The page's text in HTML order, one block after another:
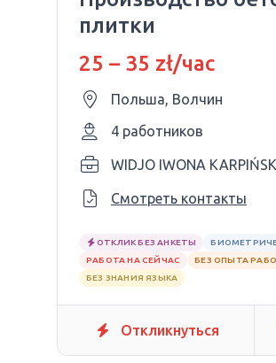
плитки
25 – 35 zł/час
Польша, Волчин
4 работников
WIDJO IWONA
Смотреть контакты
ОТКЛИК БЕЗ АНКЕТЫ
РАБОТА НА СЕЙЧАС
БЕЗ ОПЫТА
БЕЗ ЗНАНИЯ ЯЗЫКА
Откликнуться